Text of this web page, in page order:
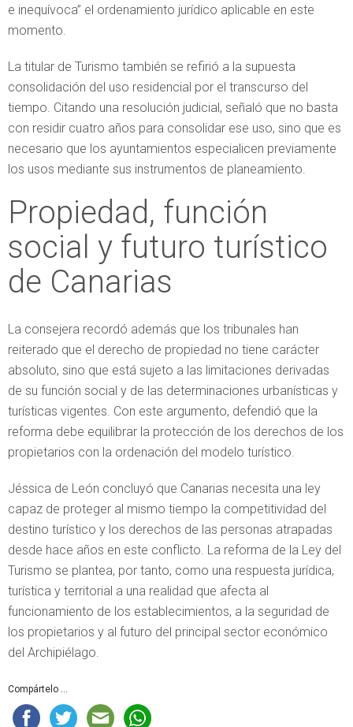
e inequívoca” el ordenamiento jurídico aplicable en este
momento.
La titular de Turismo también se refirió a la supuesta
consolidación del uso residencial por el transcurso del
tiempo. Citando una resolución judicial, señaló que no basta
con residir cuatro años para consolidar ese uso, sino que es
necesario que los ayuntamientos especialicen previamente
los usos mediante sus instrumentos de planeamiento.
Propiedad, función
social y futuro turístico
de Canarias
La consejera recordó además que los tribunales han
reiterado que el derecho de propiedad no tiene carácter
absoluto, sino que está sujeto a las limitaciones derivadas
de su función social y de las determinaciones urbanísticas y
turísticas vigentes. Con este argumento, defendió que la
reforma debe equilibrar la protección de los derechos de los
propietarios con la ordenación del modelo turístico.
Jéssica de León concluyó que Canarias necesita una ley
capaz de proteger al mismo tiempo la competitividad del
destino turístico y los derechos de las personas atrapadas
desde hace años en este conflicto. La reforma de la Ley del
Turismo se plantea, por tanto, como una respuesta jurídica,
turística y territorial a una realidad que afecta al
funcionamiento de los establecimientos, a la seguridad de
los propietarios y al futuro del principal sector económico
del Archipiélago.
Compártelo ...